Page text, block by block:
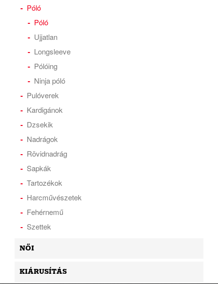
Póló
Póló
Ujjatlan
Longsleeve
Pólóing
Ninja póló
Pulóverek
Kardigánok
Dzsekik
Nadrágok
Rövidnadrág
Sapkák
Tartozékok
Harcművészetek
Fehérnemű
Szettek
NŐI
KIÁRUSÍTÁS